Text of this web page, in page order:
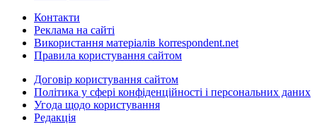
Контакти
Реклама на сайті
Використання матеріалів korrespondent.net
Правила користування сайтом
Договір користування сайтом
Політика у сфері конфіденційності і персональних даних
Угода щодо користування
Редакція